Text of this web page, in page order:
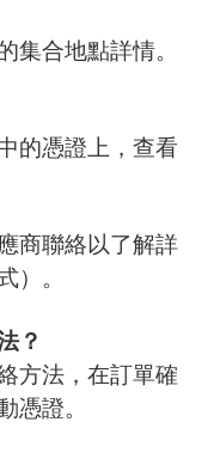
集合地點詳情。
的憑證上，查看
商聯絡以了解詳
）。
？
方法，在訂單確
憑證。